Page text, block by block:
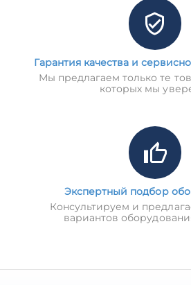
Гарантия качества и
Мы предлагаем только те
которых мы
Экспертный подбор
Консультируем и
вариантов